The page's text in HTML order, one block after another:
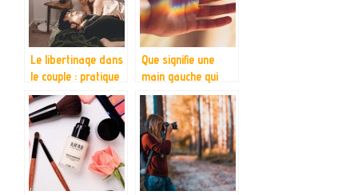
Le libertinage dans
le couple : pratique
et avantages
Que signifie une
main gauche qui
gratte ?